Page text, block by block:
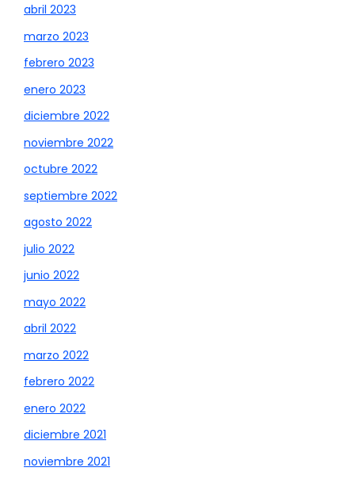
abril 2023
marzo 2023
febrero 2023
enero 2023
diciembre 2022
noviembre 2022
octubre 2022
septiembre 2022
agosto 2022
julio 2022
junio 2022
mayo 2022
abril 2022
marzo 2022
febrero 2022
enero 2022
diciembre 2021
noviembre 2021